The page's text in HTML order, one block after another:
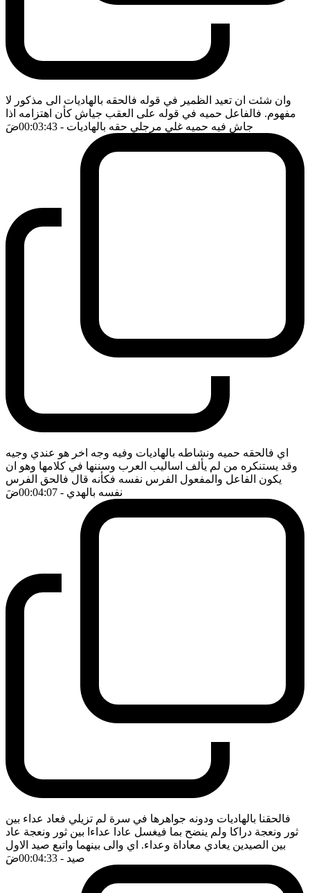
وان شئت ان تعيد الظمير في قوله فالحقه بالهاديات الى مذكور لا
مفهوم. فالفاعل حميه في قوله على العقب جياش كأن اهتزامه اذا
جاش فيه حميه غلي مرجلي حقه بالهاديات - 00:03:43 ضَ
اي فالحقه حميه ونشاطه بالهاديات وفيه وجه اخر هو عندي وجيه
وقد يستنكره من لم يألف اساليب العرب وسننها في كلامها وهو ان
يكون الفاعل والمفعول الفرس نفسه فكأنه قال فالحق الفرس
نفسه بالهدي - 00:04:07 ضَ
فالحقنا بالهاديات ودونه جواهرها في سرة لم تزيلي فعاد عداء بين
ثور ونعجة دراكا ولم ينضح بما فيغسل عادا عداءا بين ثور ونعجة عاد
بين الصيدين يعادي معاداة وعداء. اي والى بينهما واتبع صيد الاول
صيد - 00:04:33 ضَ